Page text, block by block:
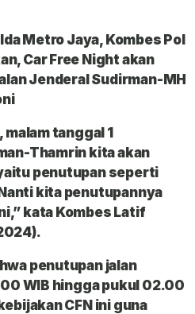
Metro Jaya, Kombes Pol
Car Free Night akan
Jenderal Sudirman-MH
malam tanggal 1
Thamrin kita akan
penutupan seperti
kita penutupannya
kata Kombes Latif
penutupan jalan
WIB hingga pukul 02.00
CFN ini guna